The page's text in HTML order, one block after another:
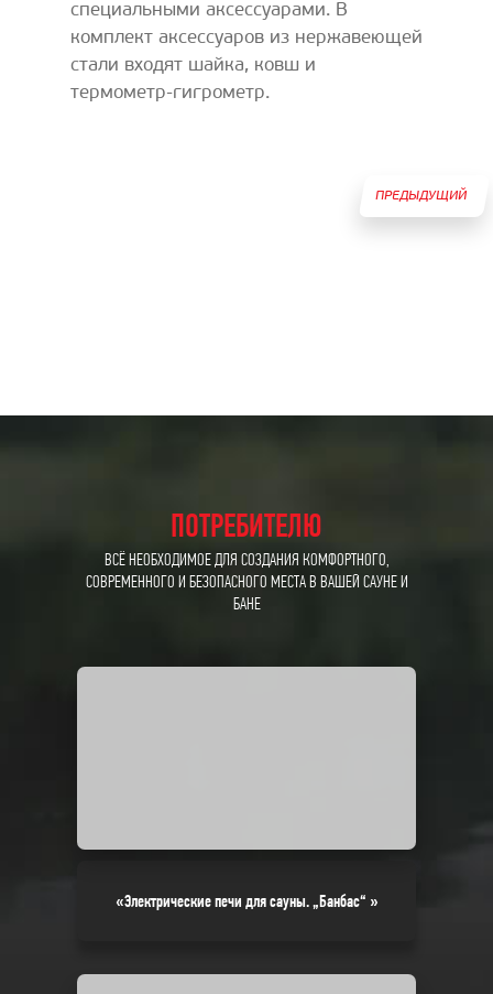
специальными аксессуарами. В
комплект аксессуаров из нержавеющей
стали входят шайка, ковш и
термометр-гигрометр.
ПРЕДЫДУЩИЙ
ПОТРЕБИТЕЛЮ
ВСЁ НЕОБХОДИМОЕ ДЛЯ СОЗДАНИЯ КОМФОРТНОГО,
СОВРЕМЕННОГО И БЕЗОПАСНОГО МЕСТА В ВАШЕЙ САУНЕ И
БАНЕ
«Электрические печи для сауны. „Банбас“ »